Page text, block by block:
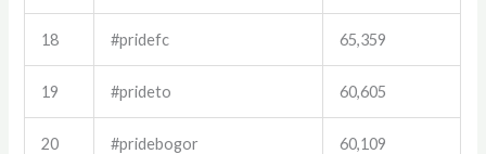
18 #pridefc 65,359
19 #prideto 60,605
20 #pridebogor 60,109